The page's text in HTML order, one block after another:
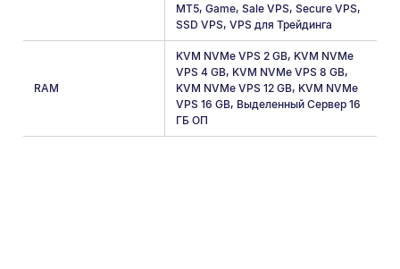
MT5,Game,Sale VPS,Secure VPS,
SSD VPS,VPS для Трейдинга
RAM
KVM NVMe VPS 2 GB, KVM NVMe
VPS 4 GB, KVM NVMe VPS 8 GB,
KVM NVMe VPS 12 GB, KVM NVMe
VPS 16 GB, Выделенный Сервер 16
ГБ ОП